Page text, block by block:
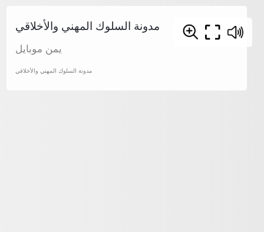
مدونة السلوك المهني والأخلاقي
يمن موبايل
مدونة السلوك المهني والأخلاقي